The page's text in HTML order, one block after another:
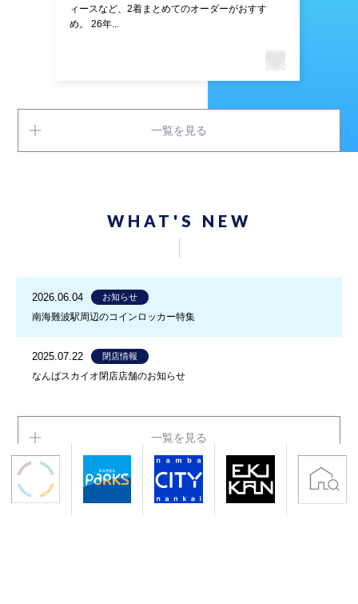
ィースなど、2着まとめてのオーダーがおすす
め。 26年...
一覧を見る
WHAT'S NEW
2026.06.04 お知らせ
南海難波駅周辺のコインロッカー特集
2025.07.22 閉店情報
なんばスカイオ閉店店舗のお知らせ
一覧を見る